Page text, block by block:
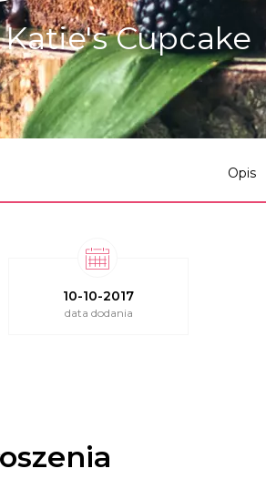
Cupcake
Opis
10-10-2017
data dodania